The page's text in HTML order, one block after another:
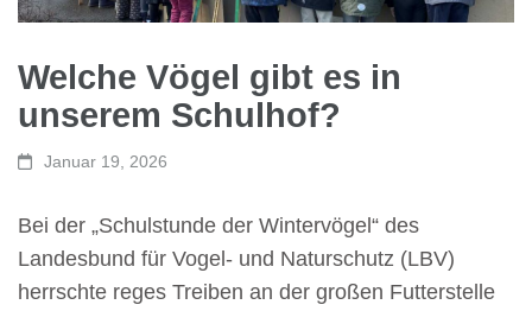
Welche Vögel gibt es in
unserem Schulhof?
Januar 19, 2026
Bei der „Schulstunde der Wintervögel“ des
Landesbund für Vogel- und Naturschutz (LBV)
herrschte reges Treiben an der großen Futterstelle